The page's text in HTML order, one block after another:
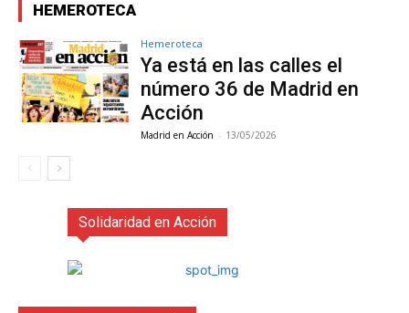
HEMEROTECA
Hemeroteca
Ya está en las calles el
número 36 de Madrid en
Acción
Madrid en Acción - 13/05/2026
Solidaridad en Acción